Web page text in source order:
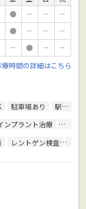
● － －
－
● － －
－
－ ● －
－
療時間の詳細はこちら
駐車場あり
駅徒歩5分圏内
ンプラント治療
ホワイ
レントゲン検査